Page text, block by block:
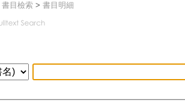
書目檢索 > 書目明細